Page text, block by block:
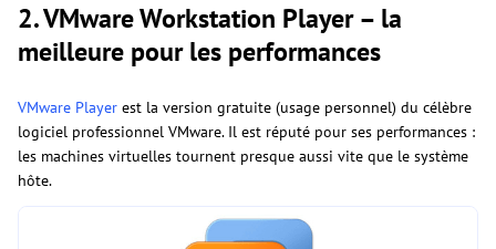
2. VMware Workstation Player – la
meilleure pour les performances
VMware Player est la version gratuite (usage personnel) du célèbre
logiciel professionnel VMware. Il est réputé pour ses performances :
les machines virtuelles tournent presque aussi vite que le système
hôte.